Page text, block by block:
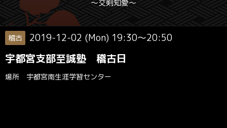
〜交剣知愛〜
稽古 2019-12-02 (Mon) 19:30～20:50
宇都宮支部至誠塾 稽古日
場所 宇都宮南生涯学習センター